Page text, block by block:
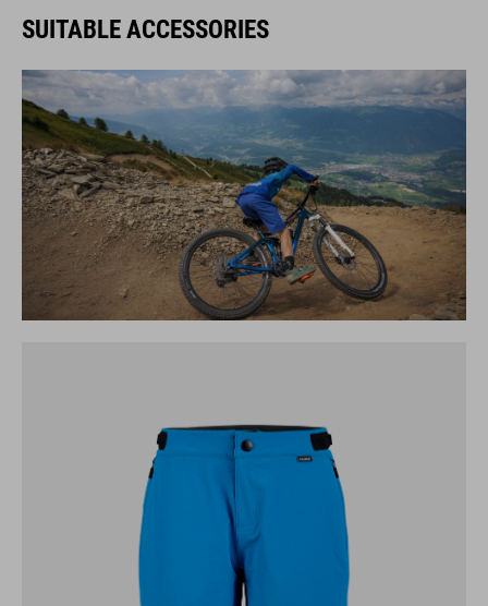
SUITABLE ACCESSORIES